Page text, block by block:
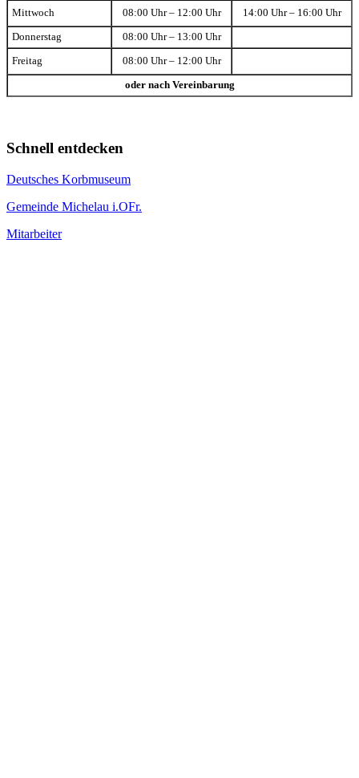
Mittwoch 08:00 Uhr – 12:00 Uhr 14:00 Uhr – 16:00 Uhr
Donnerstag 08:00 Uhr – 13:00 Uhr
Freitag 08:00 Uhr – 12:00 Uhr
oder nach Vereinbarung
Schnell entdecken
Deutsches Korbmuseum
Gemeinde Michelau i.OFr.
Mitarbeiter